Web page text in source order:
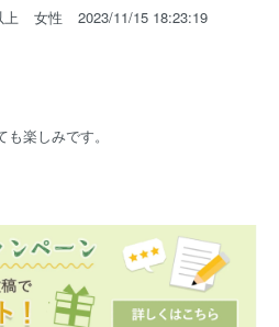
上 女性
2023/11/15 18:23:19
楽しみです。